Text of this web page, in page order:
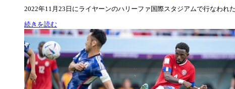
2022年11月23日にライヤーンのハリーファ国際スタジアムで行なわれ
続きを読む